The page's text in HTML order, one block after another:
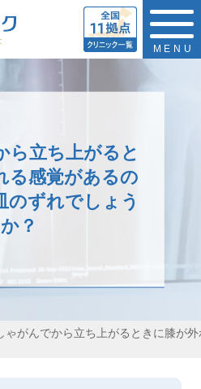
MENU
ら立ち上がると
る感覚があるの
のずれでしょう
か？
ゃがんでから立ち上がるときに膝が